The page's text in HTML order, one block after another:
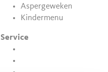
Aspergeweken
Kindermenu
Service